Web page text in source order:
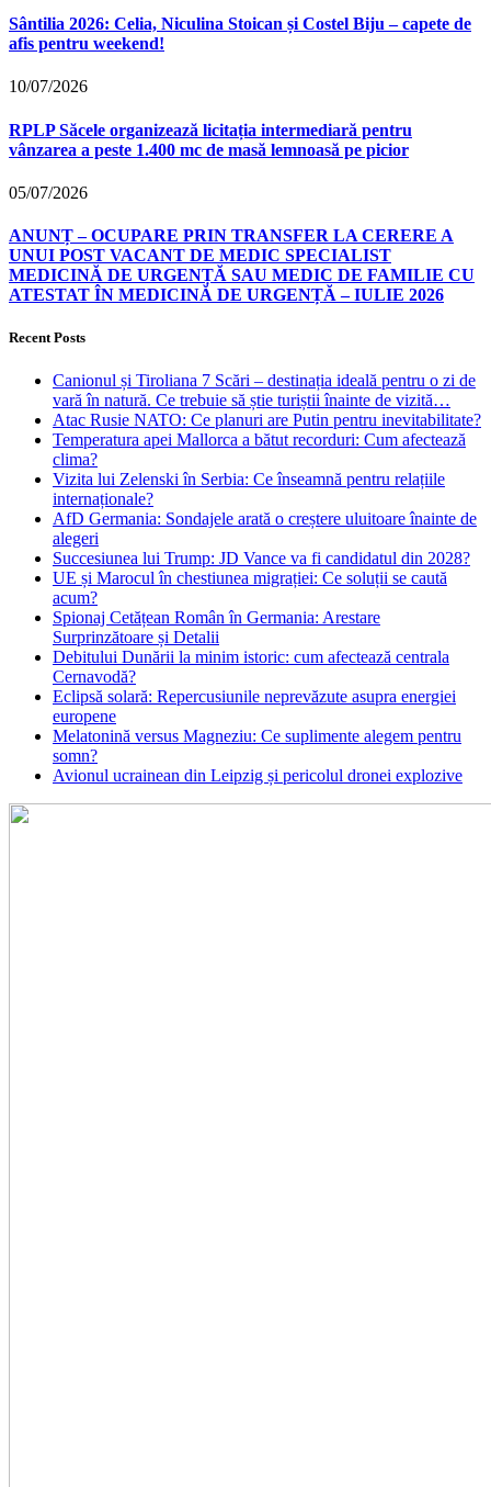
Sântilia 2026: Celia, Niculina Stoican și Costel Biju – capete de
afis pentru weekend!
10/07/2026
RPLP Săcele organizează licitația intermediară pentru
vânzarea a peste 1.400 mc de masă lemnoasă pe picior
05/07/2026
ANUNȚ – OCUPARE PRIN TRANSFER LA CERERE A
UNUI POST VACANT DE MEDIC SPECIALIST
MEDICINĂ DE URGENȚĂ SAU MEDIC DE FAMILIE CU
ATESTAT ÎN MEDICINĂ DE URGENȚĂ – IULIE 2026
Recent Posts
Canionul și Tiroliana 7 Scări – destinația ideală pentru o zi de
vară în natură. Ce trebuie să știe turiștii înainte de vizită…
Atac Rusie NATO: Ce planuri are Putin pentru inevitabilitate?
Temperatura apei Mallorca a bătut recorduri: Cum afectează
clima?
Vizita lui Zelenski în Serbia: Ce înseamnă pentru relațiile
internaționale?
AfD Germania: Sondajele arată o creștere uluitoare înainte de
alegeri
Succesiunea lui Trump: JD Vance va fi candidatul din 2028?
UE și Marocul în chestiunea migrației: Ce soluții se caută
acum?
Spionaj Cetățean Român în Germania: Arestare
Surprinzătoare și Detalii
Debitului Dunării la minim istoric: cum afectează centrala
Cernavodă?
Eclipsă solară: Repercusiunile neprevăzute asupra energiei
europene
Melatonină versus Magneziu: Ce suplimente alegem pentru
somn?
Avionul ucrainean din Leipzig și pericolul dronei explozive